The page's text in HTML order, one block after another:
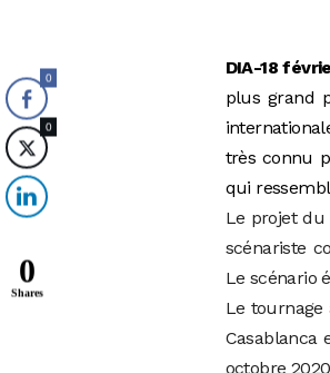
DIA-18
plus grand
très connu
qui
Le projet du
scénariste
Le scénario
Le tournage
Casablanca
octobre
0
0
0
Shares